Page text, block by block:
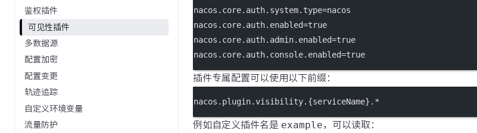
鉴权插件
可见性插件
多数据源
配置加密
配置变更
轨迹追踪
自定义环境变量
流量防护
nacos.core.auth.system.type=nacos
nacos.core.auth.enabled=true
nacos.core.auth.admin.enabled=true
nacos.core.auth.console.enabled=true
插件专属配置可以使用以下前缀：
nacos.plugin.visibility.{serviceName}.*
例如自定义插件名是 example，可以读取：